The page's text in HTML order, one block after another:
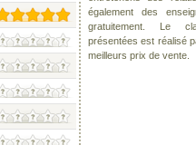
également des
gratuitement. Le
présentées est réalisé
meilleurs prix de vente.